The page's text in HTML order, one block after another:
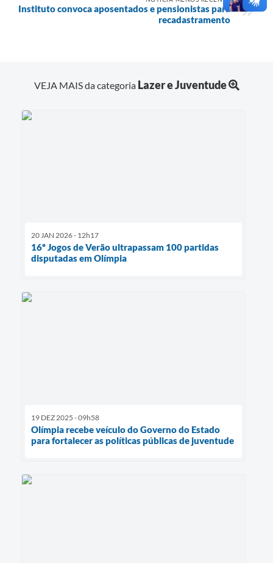
Instituto convoca aposentados e pensionistas para
recadastramento
VEJA MAIS da categoria Lazer e Juventude
20 JAN 2026 - 12h17
16º Jogos de Verão ultrapassam 100 partidas
disputadas em Olímpia
19 DEZ 2025 - 09h58
Olímpia recebe veículo do Governo do Estado
para fortalecer as políticas públicas de juventude